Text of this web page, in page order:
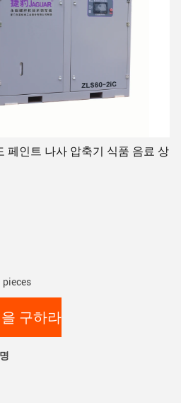
페인트 나사 압축기 식품 음료 상
pieces
구하라